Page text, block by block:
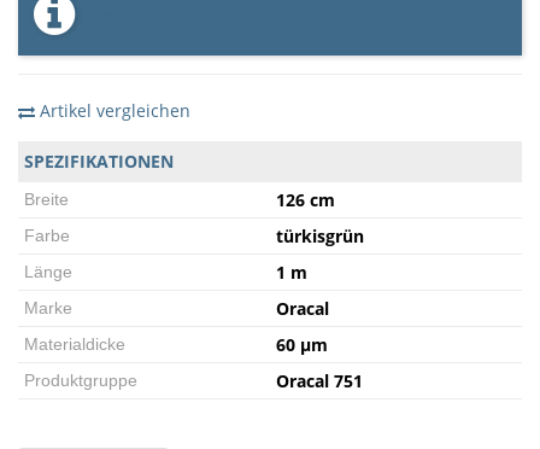
Artikel vergleichen
SPEZIFIKATIONEN
Breite 126 cm
Farbe türkisgrün
Länge 1 m
Marke Oracal
Materialdicke 60 µm
Produktgruppe Oracal 751